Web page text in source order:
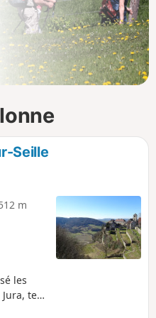
Seille
m
les
tels